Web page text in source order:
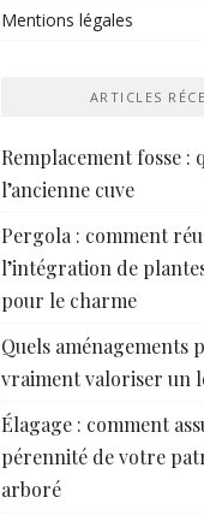
Mentions légales
ARTICLES
Remplacement fosse :
l’ancienne cuve
Pergola : comment
l’intégration de
pour le charme
Quels aménagements
vraiment valoriser un
Élagage : comment
pérennité de votre
arboré